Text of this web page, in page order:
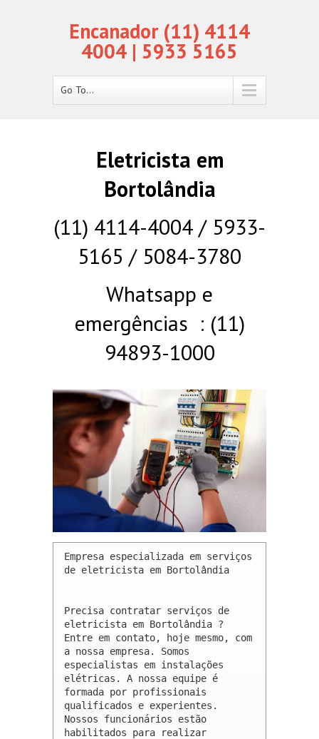
Encanador (11) 4114
4004 | 5933 5165
Go To...
Eletricista em
Bortolândia
(11) 4114-4004 / 5933-
5165 / 5084-3780
Whatsapp e
emergências : (11)
94893-1000
Empresa especializada em serviços
de eletricista em Bortolândia
Precisa contratar serviços de
eletricista em Bortolândia ?
Entre em contato, hoje mesmo, com
a nossa empresa. Somos
especialistas em instalações
elétricas. A nossa equipe é
formada por profissionais
qualificados e experientes.
Nossos funcionários estão
habilitados para realizar